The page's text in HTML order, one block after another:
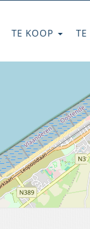
TE KOOP